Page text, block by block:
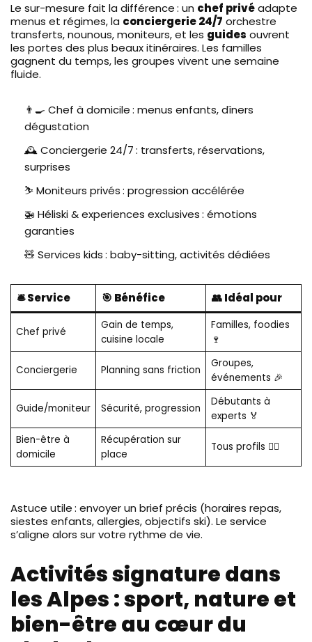
Le sur-mesure fait la différence : un chef privéadapte
menus et régimes, la conciergerie 24/7 orchestre
transferts, nounous, moniteurs, et les guides ouvrent
les portes des plus beaux itinéraires. Les familles
gagnent du temps, les groupes vivent une semaine
fluide.
👨‍🍳 Chef à domicile : menus enfants, dîners
dégustation
🕰️ Conciergerie 24/7 : transferts, réservations,
surprises
⛷️ Moniteurs privés : progression accélérée
🚁 Héliski & experiences exclusives : émotions
garanties
🧸 Services kids : baby-sitting, activités dédiées
🛎️ Service 🎯 Bénéfice 👥 Idéal pour
Chef privé
Gain de temps,
cuisine locale
Familles, foodies
🍷
Conciergerie Planning sans friction
Groupes,
événements 🎉
Guide/moniteur Sécurité, progression
Débutants à
experts 🏅
Bien-être à
domicile
Récupération sur
place
Tous profils 💆‍♀️
Astuce utile : envoyer un brief précis (horaires repas,
siestes enfants, allergies, objectifs ski). Le service
s’aligne alors sur votre rythme de vie.
Activités signature dans
les Alpes : sport, nature et
bien-être au cœur du